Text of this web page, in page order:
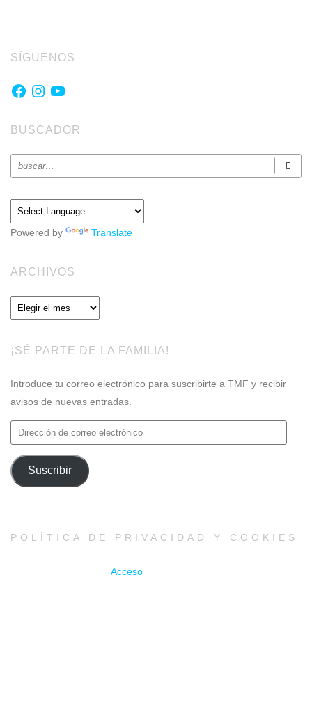
SÍGUENOS
Facebook
Instagram
YouTube
BUSCADOR
Powered by Translate
ARCHIVOS
Archivos
¡SÉ PARTE DE LA FAMILIA!
Introduce tu correo electrónico para suscribirte a TMF y recibir
avisos de nuevas entradas.
Dirección
de
correo
electrónico
Suscribir
POLÍTICA DE PRIVACIDAD Y COOKIES
Acceso